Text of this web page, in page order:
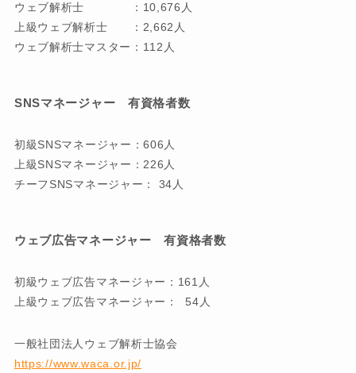
ウェブ解析士 ：10,676人
上級ウェブ解析士 ：2,662人
ウェブ解析士マスター：112人
SNSマネージャー 有資格者数
初級SNSマネージャー：606人
上級SNSマネージャー：226人
チーフSNSマネージャー： 34人
ウェブ広告マネージャー 有資格者数
初級ウェブ広告マネージャー：161人
上級ウェブ広告マネージャー： 54人
一般社団法人ウェブ解析士協会
https://www.waca.or.jp/